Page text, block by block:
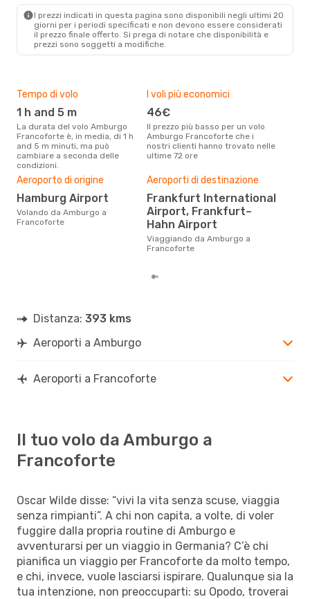
I prezzi indicati in questa pagina sono disponibili negli ultimi 20
giorni per i periodi specificati e non devono essere considerati
il ​​prezzo finale offerto. Si prega di notare che disponibilità e
prezzi sono soggetti a modifiche.
Tempo di volo
1 h and 5 m
La durata del volo Amburgo
Francoforte è, in media, di 1 h
and 5 m minuti, ma può
cambiare a seconda delle
condizioni.
I voli più economici
46€
Il prezzo più basso per un volo
Amburgo Francoforte che i
nostri clienti hanno trovato nelle
ultime 72 ore
Aeroporto di origine
Hamburg Airport
Volando da Amburgo a
Francoforte
Aeroporti di destinazione
Frankfurt International
Airport, Frankfurt–
Hahn Airport
Viaggiando da Amburgo a
Francoforte
Distanza: 393 kms
Aeroporti a Amburgo
Aeroporti a Francoforte
Il tuo volo da Amburgo a
Francoforte
Oscar Wilde disse: “vivi la vita senza scuse, viaggia
senza rimpianti”. A chi non capita, a volte, di voler
fuggire dalla propria routine di Amburgo e
avventurarsi per un viaggio in Germania? C’è chi
pianifica un viaggio per Francoforte da molto tempo,
e chi, invece, vuole lasciarsi ispirare. Qualunque sia la
tua intenzione, non preoccuparti: su Opodo, troverai